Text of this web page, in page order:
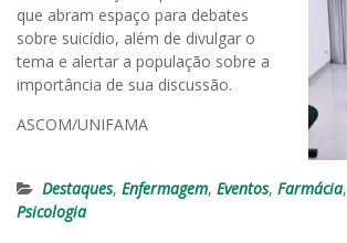
que abram espaço para debates
sobre suicídio, além de divulgar o
tema e alertar a população sobre a
importância de sua discussão.
ASCOM/UNIFAMA
Destaques, Enfermagem, Eventos, Farmácia,
Psicologia